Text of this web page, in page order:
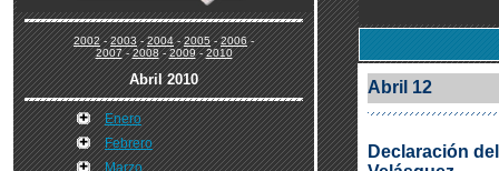
2002-2003-2004-2005-2006-
2007-2008-2009-2010
Abril 2010
Enero
Febrero
Marzo
Abril 12
Declaración